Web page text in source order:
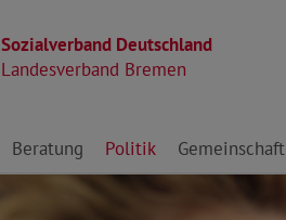
Sozialverband Deutschland
Landesverband Bremen
Direkt zu den Inhalten springen
Beratung Politik Gemeinschaft